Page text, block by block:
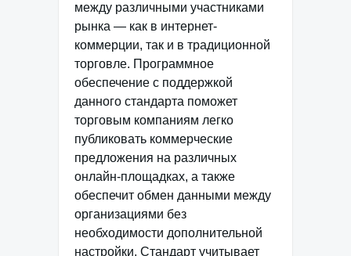
между различными участниками
рынка — как в интернет-
коммерции, так и в традиционной
торговле. Программное
обеспечение с поддержкой
данного стандарта поможет
торговым компаниям легко
публиковать коммерческие
предложения на различных
онлайн-площадках, а также
обеспечит обмен данными между
организациями без
необходимости дополнительной
настройки. Стандарт учитывает